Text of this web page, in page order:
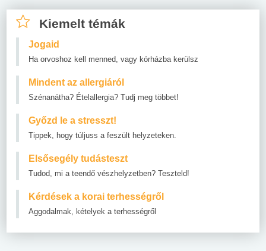
Kiemelt témák
Jogaid
Ha orvoshoz kell menned, vagy kórházba kerülsz
Mindent az allergiáról
Szénanátha? Ételallergia? Tudj meg többet!
Győzd le a stresszt!
Tippek, hogy túljuss a feszült helyzeteken.
Elsősegély tudásteszt
Tudod, mi a teendő vészhelyzetben? Teszteld!
Kérdések a korai terhességről
Aggodalmak, kételyek a terhességről